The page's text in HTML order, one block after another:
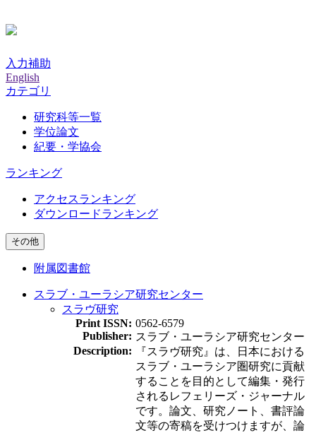
入力補助
English
カテゴリ
研究科等一覧
学位論文
紀要・学協会
ランキング
アクセスランキング
ダウンロードランキング
その他
附属図書館
スラブ・ユーラシア研究センター
スラヴ研究
Print ISSN: 0562-6579
Publisher: スラブ・ユーラシア研究センター
Description:
『スラヴ研究』は、日本における
スラブ・ユーラシア圏研究に貢献
することを目的として編集・発行
されるレフェリーズ・ジャーナル
です。論文、研究ノート、書評論
文等の寄稿を受けつけますが、論